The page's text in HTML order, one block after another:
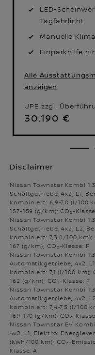
LED-
Tagfahrlicht
Manuelle
Einparkhilfe
Alle
anzeigen
UPE zzgl.
30.190 €
Nissan Townstar Kombi
Schaltgetriebe, 4x2, L1,
kombiniert: 6,9-7,0 (l/100
157-159 (g/km); CO₂-
Nissan Townstar Kombi
Schaltgetriebe, 4x2, L2,
kombiniert: 7,3 (l/100
167 (g/km); CO₂-Klasse: F
Nissan Townstar Kombi
Automatikgetriebe, 4x2,
kombiniert: 7,1 (l/100 km);
162 (g/km); CO₂-Klasse: F
Nissan Townstar Kombi
Automatikgetriebe, 4x2,
kombiniert: 7,4-7,5 (l/100
169-170 (g/km); CO₂-
Nissan Townstar EV
4x2, L1, Elektro:
(kWh/100 km); CO₂-
Klasse: A